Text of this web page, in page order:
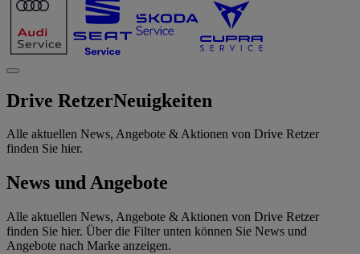
Drive RetzerNeuigkeiten
Alle aktuellen News, Angebote & Aktionen von Drive Retzer
finden Sie hier.
News und Angebote
Alle aktuellen News, Angebote & Aktionen von Drive Retzer
finden Sie hier. Über die Filter unten können Sie News und
Angebote nach Marke anzeigen.